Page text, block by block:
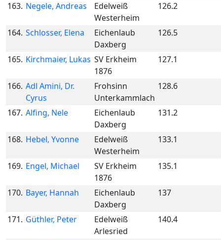
163. Negele, Andreas
Edelweiß
Westerheim
126.2
164. Schlosser, Elena
Eichenlaub
Daxberg
126.5
165. Kirchmaier, Lukas SV Erkheim
1876
127.1
166. Adl Amini, Dr.
Cyrus
Frohsinn
Unterkammlach
128.6
167. Alfing, Nele
Eichenlaub
Daxberg
131.2
168. Hebel, Yvonne
Edelweiß
Westerheim
133.1
169. Engel, Michael
SV Erkheim
1876
135.1
170. Bayer, Hannah
Eichenlaub
Daxberg
137
171. Güthler, Peter
Edelweiß
Arlesried
140.4